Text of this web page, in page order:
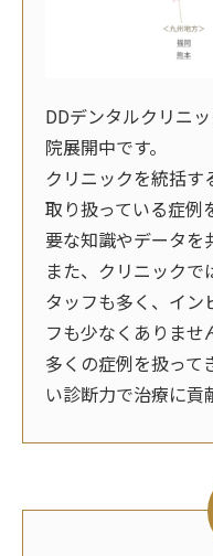
DDデンタルクリニ
院展開中です。
クリニックを統括
取り扱っている症例
要な知識やデータを
また、クリニック
タッフも多く、イン
フも少なくありませ
多くの症例を扱って
い診断力で治療に貢